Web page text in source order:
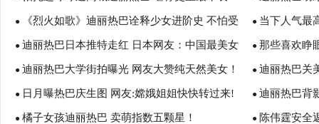
白！ 这么火
● 《烈火如歌》迪丽热巴诠释少女进阶史 不怕受
伤勇敢挑战打戏
● 当下人气最
白冰
● 迪丽热巴日本推特走红 日本网友：中国最美女
明星！
● 那些喜欢睁
赵丽颖
● 迪丽热巴大学街拍曝光 网友大赞纯天然美女！ ● 迪丽热巴关
● 日月曝热巴庆生图 网友:嫦娥姐姐快快转过来! ● 迪丽热巴背
人！
● 橘子女孩迪丽热巴 卖萌指数五颗星！ ● 陈伟霆安全